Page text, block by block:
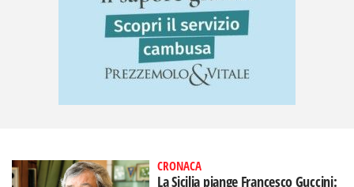
CRONACA
La Sicilia piange Francesco Guccini: